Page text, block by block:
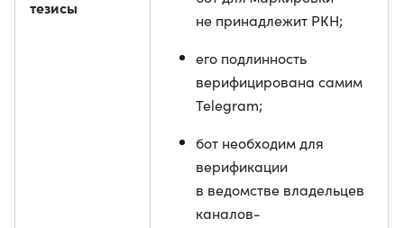
тезисы
не принадлежит РКН;
его подлинность
верифицирована самим
Telegram;
бот необходим для
верификации
в ведомстве владельцев
каналов-